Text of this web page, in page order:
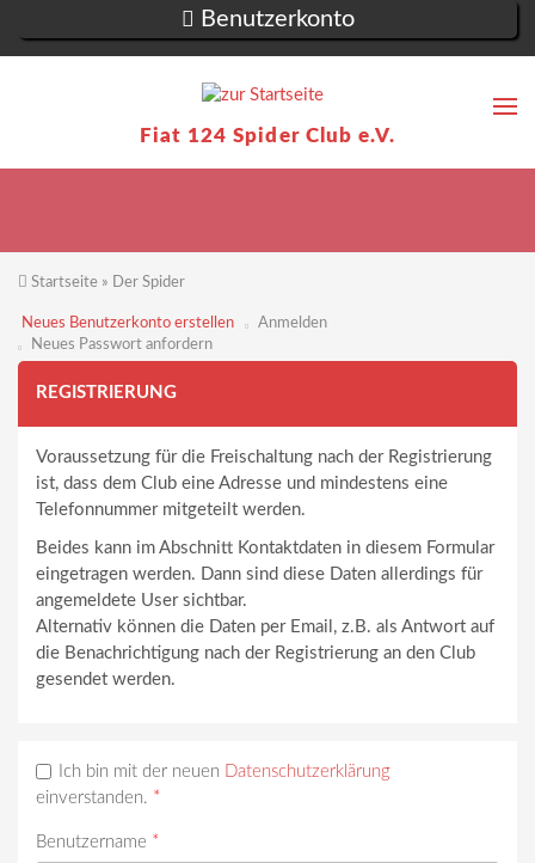
Benutzerkonto
Fiat 124 Spider Club e.V.
Sie sind hier
Startseite » Der Spider
Haupt-Reiter
Neues Benutzerkonto erstellen (aktiver
Anmelden
Neues Passwort anfordern
REGISTRIERUNG
Voraussetzung für die Freischaltung nach der Registrierung
ist, dass dem Club eine Adresse und mindestens eine
Telefonnummer mitgeteilt werden.
Beides kann im Abschnitt Kontaktdaten in diesem Formular
eingetragen werden. Dann sind diese Daten allerdings für
angemeldete User sichtbar.
Alternativ können die Daten per Email, z.B. als Antwort auf
die Benachrichtigung nach der Registrierung an den Club
gesendet werden.
Ich bin mit der neuen Datenschutzerklärung
einverstanden. *
Benutzername *